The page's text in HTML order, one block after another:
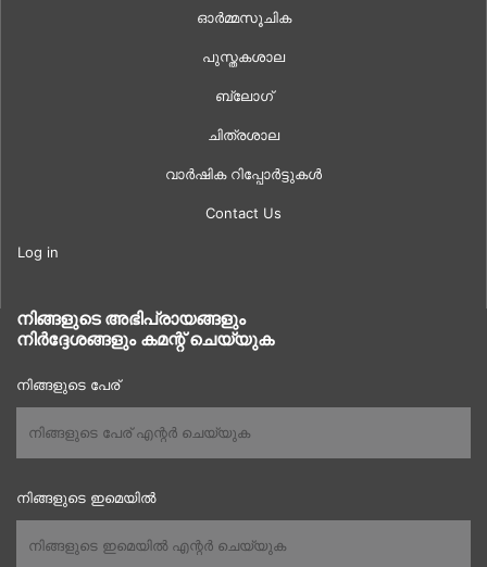
ഓർമ്മസൂചിക
പുസ്തകശാല
ബ്ലോഗ്
ചിത്രശാല
വാർഷിക റിപ്പോർട്ടുകൾ
Contact Us
Log in
നിങ്ങളുടെ അഭിപ്രായങ്ങളും
നിർദ്ദേശങ്ങളും കമന്റ് ചെയ്യുക
നിങ്ങളുടെ പേര്
നിങ്ങളുടെ ഇമെയിൽ